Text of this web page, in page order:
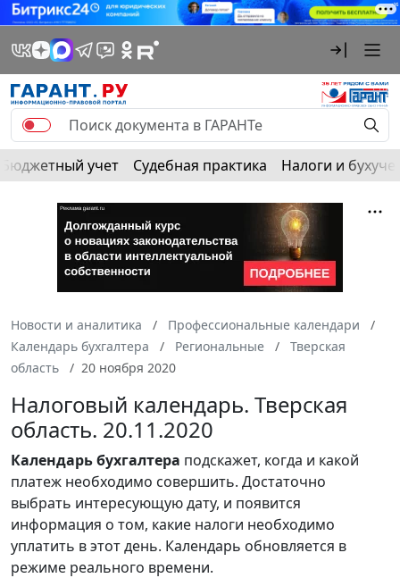
Бюджетный учет Судебная практика Налоги и
Новости и аналитика
Профессиональные календари
Календарь бухгалтера
Региональные
Тверская
область
20 ноября 2020
Налоговый календарь. Тверская
область. 20.11.2020
Календарьбухгалтера подскажет, когда и какой
платеж необходимо совершить. Достаточно
выбрать интересующую дату, и появится
информация о том, какие налоги необходимо
уплатить в этот день. Календарь обновляется в
режиме реального времени.